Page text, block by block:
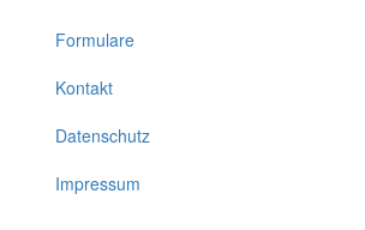
Formulare
Kontakt
Datenschutz
Impressum